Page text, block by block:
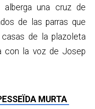
una cruz de
de las parras que
de la plazoleta
con la voz de Josep
MURTA